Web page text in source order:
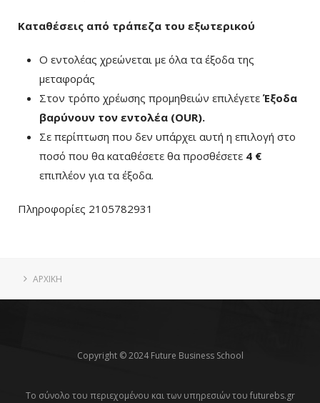
Καταθέσεις από τράπεζα του εξωτερικού
Ο εντολέας χρεώνεται με όλα τα έξοδα της
μεταφοράς
Στον τρόπο χρέωσης προμηθειών επιλέγετε Έξοδα
βαρύνουν τον εντολέα (ΟUR).
Σε περίπτωση που δεν υπάρχει αυτή η επιλογή στο
ποσό που θα καταθέσετε θα προσθέσετε 4 €
επιπλέον για τα έξοδα.
Πληροφορίες 2105782931
ΑΡΧΙΚΗ
Copyright © 2024 Future Business School
Το σύνολο του περιεχομένου και των υπηρεσιών του futurebs.gr